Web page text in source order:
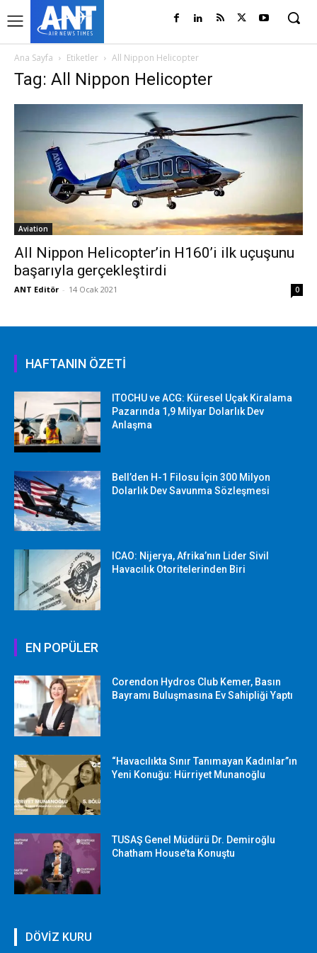
Ana Sayfa Etiketler All Nippon Helicopter
Tag: All Nippon Helicopter
Aviation
All Nippon Helicopter’in H160’i ilk uçuşunu
başarıyla gerçekleştirdi
ANT Editör - 14 Ocak 2021 0
HAFTANIN ÖZETİ
ITOCHU ve ACG: Küresel Uçak Kiralama
Pazarında 1,9 Milyar Dolarlık Dev
Anlaşma
Bell’den H-1 Filosu İçin 300 Milyon
Dolarlık Dev Savunma Sözleşmesi
ICAO: Nijerya, Afrika’nın Lider Sivil
Havacılık Otoritelerinden Biri
EN POPÜLER
Corendon Hydros Club Kemer, Basın
Bayramı Buluşmasına Ev Sahipliği Yaptı
“Havacılıkta Sınır Tanımayan Kadınlar”ın
Yeni Konuğu: Hürriyet Munanoğlu
TUSAŞ Genel Müdürü Dr. Demiroğlu
Chatham House’ta Konuştu
DÖVİZ KURU